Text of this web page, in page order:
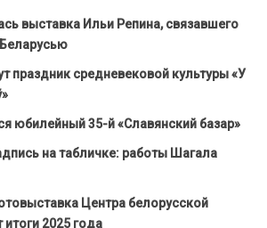
выставка Ильи Репина, связавшего
праздник средневековой культуры «У
юбилейный 35-й «Славянский базар»
на табличке: работы Шагала
Центра белорусской
2025 года